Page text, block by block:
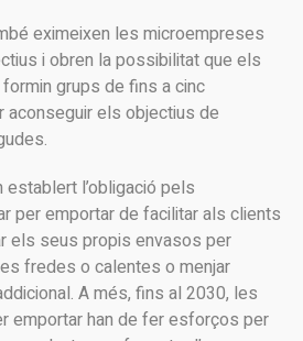
eximeixen les microempreses
i obren la possibilitat que els
grups de fins a cinc
els objectius de
establert l’obligació pels
per emportar de facilitar als clients
els seus propis envasos per
fredes o calentes o menjar
A més, fins al 2030, les
emportar han de fer esforços per